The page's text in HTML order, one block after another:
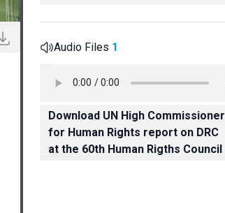
Audio Files 1
Download UN High Commissioner
for Human Rights report on DRC
at the 60th Human Rigths Council